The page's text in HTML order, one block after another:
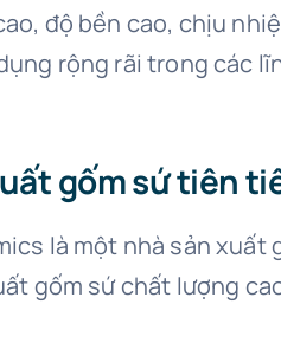
độ bền cao, chịu
rộng rãi trong các
gốm sứ tiên
là một nhà sản
gốm sứ chất lượng